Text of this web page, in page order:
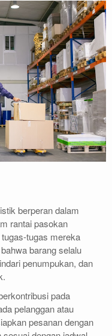
berperan dalam
rantai pasokan
tugas mereka
barang selalu
penumpukan, dan
pada
pelanggan atau
pesanan dengan